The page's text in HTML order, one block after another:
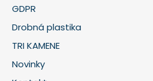
GDPR
Drobná plastika
TRI KAMENE
Novinky